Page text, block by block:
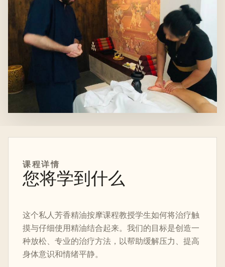
课程详情
您将学到什么
这个私人芳香精油按摩课程教授学生如何将治疗触
摸与仔细使用精油结合起来。我们的目标是创造一
种放松、专业的治疗方法，以帮助缓解压力、提高
身体意识和情绪平静。